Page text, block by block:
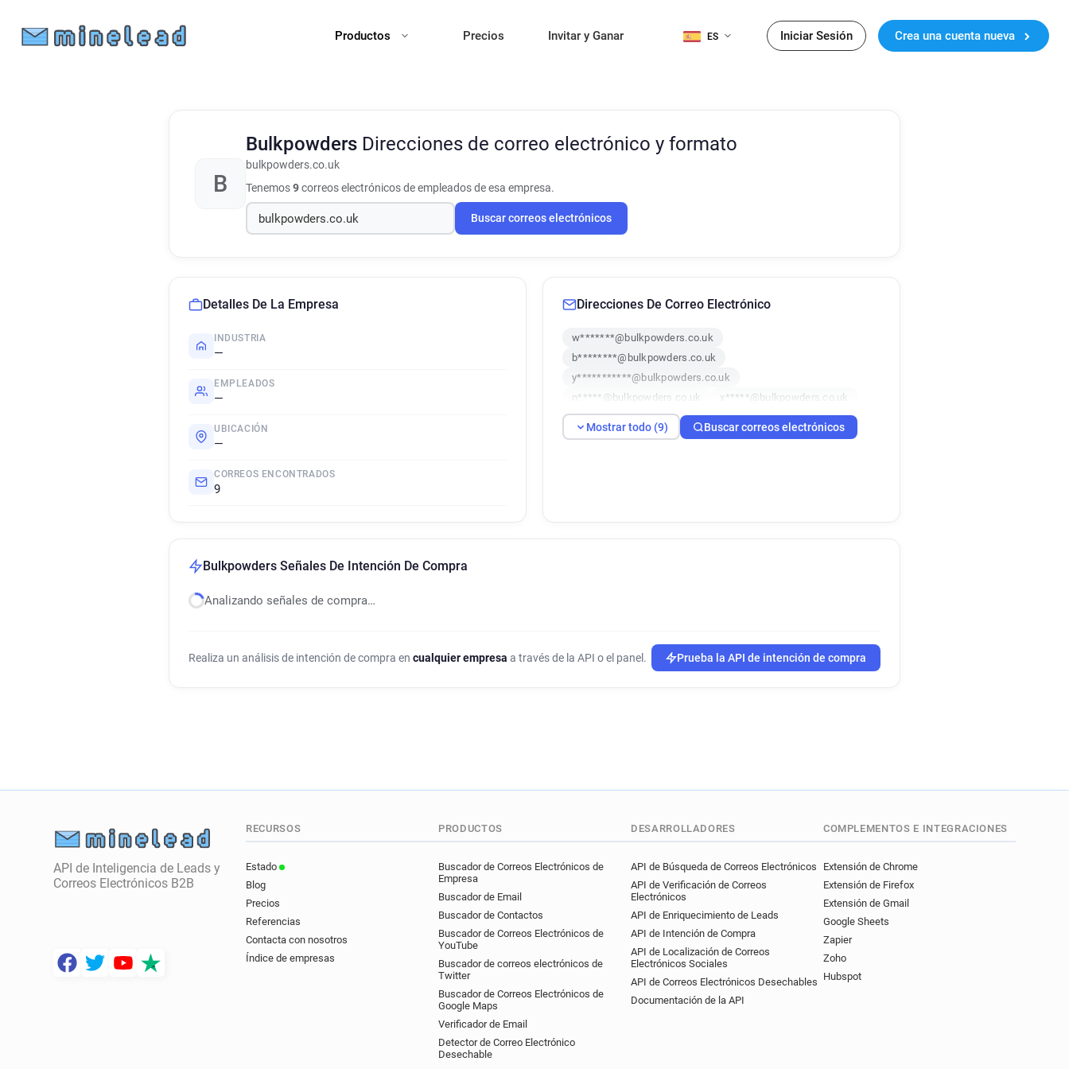
Productos Precios Invitar y Ganar ES Iniciar Sesión Crea una cuenta nueva
B
Bulkpowders Direcciones de correo electrónico y formato
bulkpowders.co.uk
Tenemos9correos electrónicos de empleados de esa empresa.
Buscar correos electrónicos
Detalles De La Empresa
INDUSTRIA
—
EMPLEADOS
—
UBICACIÓN
—
CORREOS ENCONTRADOS
9
Direcciones De Correo Electrónico
w*******@bulkpowders.co.uk
b********@bulkpowders.co.uk
y***********@bulkpowders.co.uk
n*****@bulkpowders.co.uk
x*****@bulkpowders.co.uk
s********@bulkpowders.co.uk
c***********@bulkpowders.co.uk
Mostrar todo (9) Buscar correos electrónicos
Bulkpowders Señales De Intención De Compra
Analizando señales de compra…
Realiza un análisis de intención de compra en cualquier empresa a través de la API o el panel. Prueba la API de intención de compra
API de Inteligencia de Leads y
Correos Electrónicos B2B
RECURSOS
Estado
Blog
Precios
Referencias
Contacta con nosotros
Índice de empresas
PRODUCTOS
Buscador de Correos Electrónicos de
Empresa
Buscador de Email
Buscador de Contactos
Buscador de Correos Electrónicos de
YouTube
Buscador de correos electrónicos de
Twitter
Buscador de Correos Electrónicos de
Google Maps
Verificador de Email
Detector de Correo Electrónico
Desechable
DESARROLLADORES
API de Búsqueda de Correos Electrónicos
API de Verificación de Correos
Electrónicos
API de Enriquecimiento de Leads
API de Intención de Compra
API de Localización de Correos
Electrónicos Sociales
API de Correos Electrónicos Desechables
Documentación de la API
COMPLEMENTOS E INTEGRACIONES
Extensión de Chrome
Extensión de Firefox
Extensión de Gmail
Google Sheets
Zapier
Zoho
Hubspot